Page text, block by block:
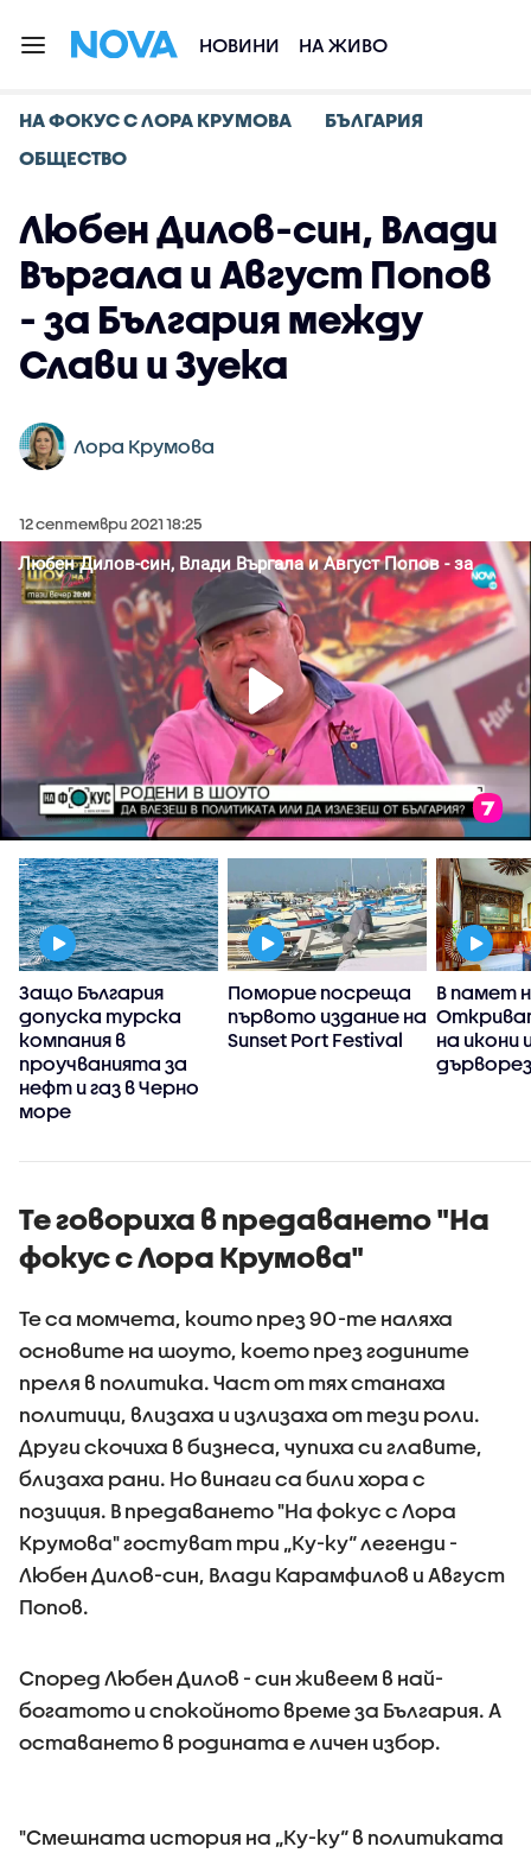
НОВИНИ НА ЖИВО
НА ФОКУС С ЛОРА КРУМОВА
БЪЛГАРИЯ
ОБЩЕСТВО
Любен Дилов-син, Влади
Въргала и Август Попов
- за България между
Слави и Зуека
Лора Крумова
12 септември 2021 18:25
Защо България
допуска турска
компания в
проучванията за
нефт и газ в Черно
море
Поморие посреща
първото издание на
Sunset Port Festival
В памет
на икони
Те говориха в предаването "На
фокус с Лора Крумова"
Те са момчета, които през 90-те наляха
основите на шоуто, което през годините
преля в политика. Част от тях станаха
политици, влизаха и излизаха от тези роли.
Други скочиха в бизнеса, чупиха си главите,
близаха рани. Но винаги са били хора с
позиция. В предаването "На фокус с Лора
Крумова" гостуват три „Ку-ку“ легенди -
Любен Дилов-син, Влади Карамфилов и Август
Попов.
Според Любен Дилов - син живеем в най-
богатото и спокойното време за България. А
оставането в родината е личен избор.
"Смешната история на „Ку-ку“ в политиката